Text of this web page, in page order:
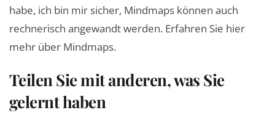
habe, ich bin mir sicher, Mindmaps können auch
rechnerisch angewandt werden. Erfahren Sie hier
mehr über Mindmaps.
Teilen Sie mit anderen, was Sie
gelernt haben